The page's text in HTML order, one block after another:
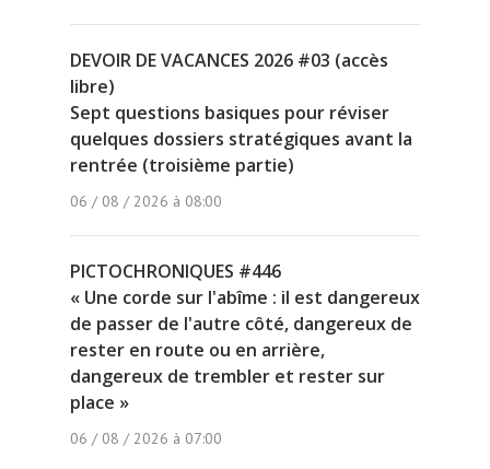
DEVOIR DE VACANCES 2026 #03 (accès
libre)
Sept questions basiques pour réviser
quelques dossiers stratégiques avant la
rentrée (troisième partie)
06 / 08 / 2026 à 08:00
PICTOCHRONIQUES #446
« Une corde sur l'abîme : il est dangereux
de passer de l'autre côté, dangereux de
rester en route ou en arrière,
dangereux de trembler et rester sur
place »
06 / 08 / 2026 à 07:00